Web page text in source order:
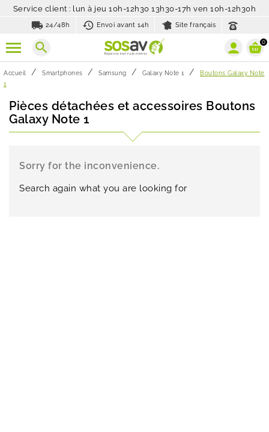
Service client : lun à jeu 10h-12h30 13h30-17h ven 10h-12h30h
local_shipping 24/48h history_toggle_off
Envoi avant 14h Site français
search 0
Accueil Smartphones Samsung Galaxy Note 1
Boutons Galaxy Note
1
Pièces détachées et accessoires Boutons
Galaxy Note 1
Sorry for the inconvenience.
Search again what you are looking for